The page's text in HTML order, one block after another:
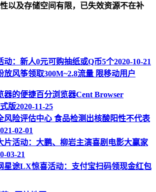
以及存储空间有限，已失效资源不在补
动：新人0元可购抽纸或Q币5个2020-10-21
放风筝领取300M~2.8流量 限移动用户
器的便捷百分浏览器Cent Browser
版2020-11-25
风险评估中心 食品检测出核酸阳性不代表
02-01
片活动：大鹏、柳岩主演喜剧电影大赢家
03-21
星途LX惊喜活动：支付宝扫码领现金红包